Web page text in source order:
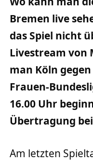
Bremen live
das Spiel nicht
Livestream von
man Köln
Frauen-
16.00 Uhr
Übertragung
Am letzten